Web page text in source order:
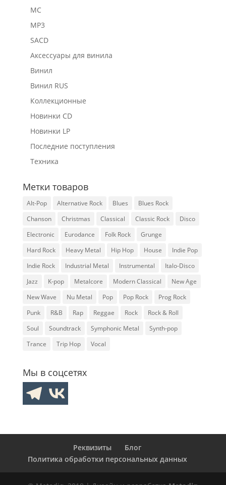
MC
MP3
SACD
Аксессуары для винила
Винил
Винил RUS
Коллекционные
Новинки CD
Новинки LP
Последние поступления
Техника
Метки товаров
Alt-Pop Alternative Rock Blues
Blues Rock
Chanson
Christmas Classical Classic Rock
Disco
Electronic
Eurodance Folk Rock
Grunge
Hard Rock
Heavy Metal Hip Hop House
Indie Pop
Indie Rock
Industrial Metal Instrumental
Italo-Disco
Jazz
K-pop Metalcore Modern Classical
New Age
New Wave
Nu Metal Pop Pop Rock
Prog Rock
Punk
R&B Rap Reggae Rock
Rock & Roll
Soul
Soundtrack Symphonic Metal
Synth-pop
Trance
Trip Hop Vocal
Мы в соцсетях
Реквизиты
Блог
Политика обработки персональных данных